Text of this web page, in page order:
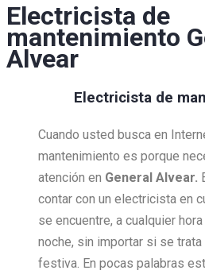
Electricista de
mantenimiento
Alvear
Electricista de
Cuando usted busca en
mantenimiento es porque
atención en General Alvear.
contar con un electricista en
se encuentre, a cualquier
noche, sin importar si se trata
festiva. En pocas palabras